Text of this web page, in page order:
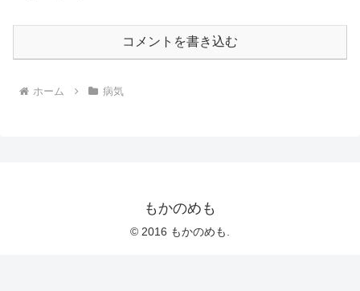
コメントを書き込む
ホーム 病気
もかのめも
© 2016 もかのめも.